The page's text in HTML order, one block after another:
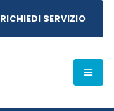
RICHIEDI SERVIZIO